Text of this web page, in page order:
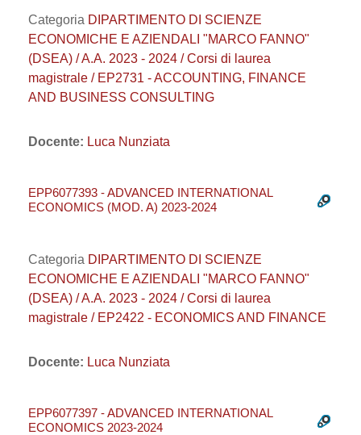
Categoria DIPARTIMENTO DI SCIENZE
ECONOMICHE E AZIENDALI "MARCO FANNO"
(DSEA) / A.A. 2023 - 2024 / Corsi di laurea
magistrale / EP2731 - ACCOUNTING, FINANCE
AND BUSINESS CONSULTING
Docente: Luca Nunziata
EPP6077393 - ADVANCED INTERNATIONAL
ECONOMICS (MOD. A) 2023-2024
Categoria DIPARTIMENTO DI SCIENZE
ECONOMICHE E AZIENDALI "MARCO FANNO"
(DSEA) / A.A. 2023 - 2024 / Corsi di laurea
magistrale / EP2422 - ECONOMICS AND FINANCE
Docente: Luca Nunziata
EPP6077397 - ADVANCED INTERNATIONAL
ECONOMICS 2023-2024